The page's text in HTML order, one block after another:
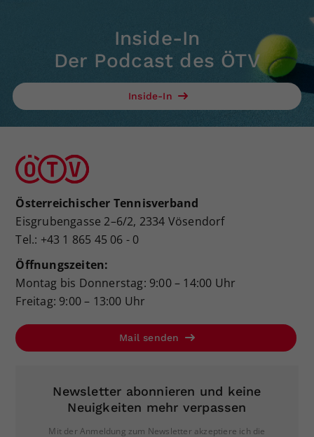
Inside-In
Der Podcast des ÖTV
Inside-In
Österreichischer Tennisverband
Eisgrubengasse 2–6/2, 2334 Vösendorf
Tel.: +43 1 865 45 06 - 0
Öffnungszeiten:
Montag bis Donnerstag: 9:00 – 14:00 Uhr
Freitag: 9:00 – 13:00 Uhr
Mail senden
Newsletter abonnieren und keine
Neuigkeiten mehr verpassen
Mit der Anmeldung zum Newsletter akzeptiere ich die